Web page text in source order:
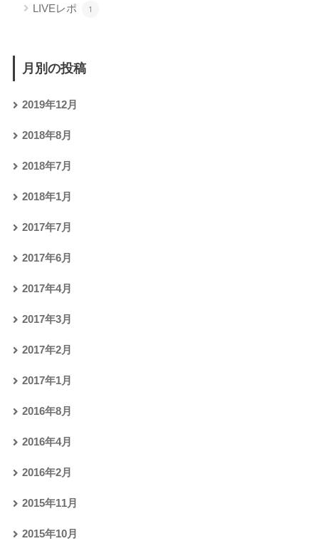
LIVEレポ 1
月別の投稿
2019年12月
2018年8月
2018年7月
2018年1月
2017年7月
2017年6月
2017年4月
2017年3月
2017年2月
2017年1月
2016年8月
2016年4月
2016年2月
2015年11月
2015年10月